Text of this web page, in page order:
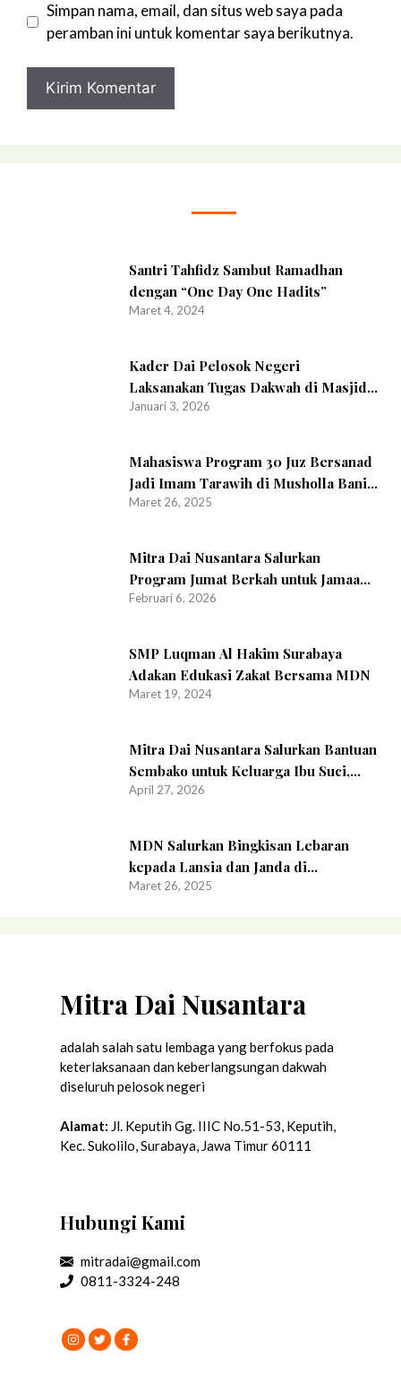
Simpan nama, email, dan situs web saya pada
peramban ini untuk komentar saya berikutnya.
Santri Tahfidz Sambut Ramadhan
dengan “One Day One Hadits”
Maret 4, 2024
Kader Dai Pelosok Negeri
Laksanakan Tugas Dakwah di Masjid
As-Sohabah, Dusun Ketanen,
Januari 3, 2026
Mahasiswa Program 30 Juz Bersanad
Jadi Imam Tarawih di Musholla Bani
Abu Bakar Kalijudan
Maret 26, 2025
Mitra Dai Nusantara Salurkan
Program Jumat Berkah untuk Jamaah
Masjid Aqshal Madinah Pesantren
Februari 6, 2026
SMP Luqman Al Hakim Surabaya
Adakan Edukasi Zakat Bersama MDN
Maret 19, 2024
Mitra Dai Nusantara Salurkan Bantuan
Sembako untuk Keluarga Ibu Suci,
Wujud Kepedulian Sesama
April 27, 2026
MDN Salurkan Bingkisan Lebaran
kepada Lansia dan Janda di
Tambaksari
Maret 26, 2025
Mitra Dai Nusantara
adalah salah satu lembaga yang berfokus pada
keterlaksanaan dan keberlangsungan dakwah
diseluruh pelosok negeri
Alamat: Jl. Keputih Gg. IIIC No.51-53, Keputih,
Kec. Sukolilo, Surabaya, Jawa Timur 60111
Hubungi Kami
mitradai@gmail.com
0811-3324-248